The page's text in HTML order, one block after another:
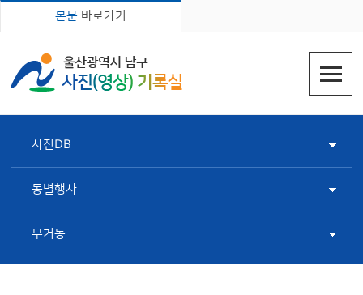
본문 바로가기
사진DB
동별행사
무거동